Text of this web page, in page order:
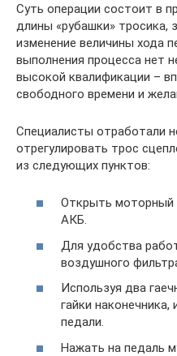
Суть операции состоит в
длины «рубашки» тросика,
изменение величины хода
выполнения процесса нет
высокой квалификации –
свободного времени и
Специалисты отработали
отрегулировать трос
из следующих пунктов:
Открыть моторный
АКБ.
Для удобства
воздушного
Используя два
гайки
педали.
Нажать на педаль